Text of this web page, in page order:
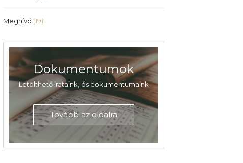
Meghívó (19)
Dokumentumok
Letölthető irataink, és dokumentumaink
Tovább az oldalra